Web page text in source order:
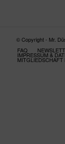
© Copyright - Mr.
FAQ
IMPRESSUM &
MITGLIEDSCHAFT